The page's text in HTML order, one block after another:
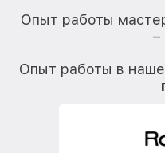
Опыт работы
–
Опыт работы в